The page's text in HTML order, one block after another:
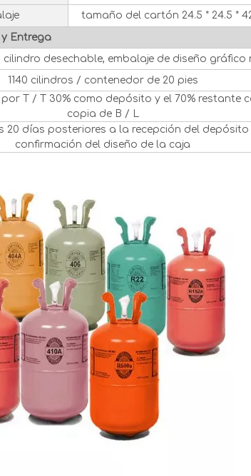
tamaño del cartón 24.5 * 24.5 *
y Entrega
cilindro desechable, embalaje de diseño gráfico
1140 cilindros / contenedor de 20 pies
T / T 30% como depósito y el 70% restante
copia de B / L
20 días posteriores a la recepción del depósito
confirmación del diseño de la caja